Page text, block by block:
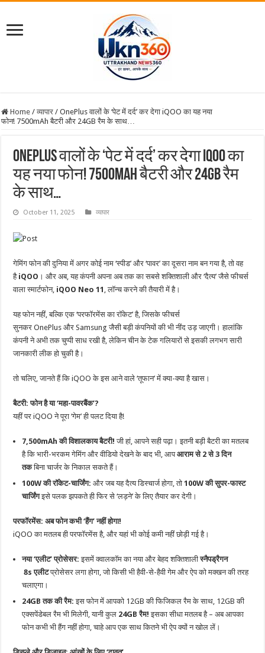
Home / व्यापार / OnePlus वालों के ‘पेट में दर्द’ कर देगा iQOO का यह नया
फोन! 7500mAh बैटरी और 24GB रैम के साथ…
OnePlus वालों के ‘पेट में दर्द’ कर देगा iQOO का
यह नया फोन! 7500mAh बैटरी और 24GB रैम
के साथ…
October 11, 2025 व्यापार
गेमिंग फोन की दुनिया में अगर कोई नाम ‘स्पीड’ और ‘पावर’ का दूसरा नाम बन गया है, तो वह
है iQOO । और अब, यह कंपनी अपना अब तक का सबसे शक्तिशाली और ‘दैत्य’ जैसे फीचर्स
वाला स्मार्टफोन, iQOO Neo 11 , लॉन्च करने की तैयारी में है।
यह फोन नहीं, बल्कि एक ‘परफॉरमेंस का रॉकेट’ है, जिसके फीचर्स
सुनकर OnePlus और Samsung जैसी बड़ी कंपनियों की भी नींद उड़ जाएगी। हालांकि
कंपनी ने अभी तक चुप्पी साध रखी है, लेकिन चीन के टेक गलियारों से इसकी लगभग सारी
जानकारी लीक हो चुकी है।
तो चलिए, जानते हैं कि iQOO के इस आने वाले ‘तूफान’ में क्या-क्या है खास।
बैटरी: फोन है या ‘महा-पावरबैंक’?
यहीं पर iQOO ने पूरा ‘गेम’ ही पलट दिया है!
7,500mAh की विशालकाय बैटरी! जी हां, आपने सही पढ़ा। इतनी बड़ी बैटरी का मतलब
है कि भारी-भरकम गेमिंग और वीडियो देखने के बाद भी, आपआराम से 2 से 3 दिन
तकबिना चार्जर के निकाल सकते हैं।
100W की रॉकेट-चार्जिंग: और जब यह दैत्य डिस्चार्ज होगा, तो100W की सुपर-फास्ट
चार्जिंगइसे पलक झपकते ही फिर से ‘लड़ने’ के लिए तैयार कर देगी।
परफॉरमेंस: अब फोन कभी ‘हैंग’ नहीं होगा!
iQOO का मतलब ही परफॉरमेंस है, और यहां भी कोई कमी नहीं छोड़ी गई है।
नया ‘एलीट’ प्रोसेसर: इसमें क्वालकॉम का नया और बेहद शक्तिशालीस्नैपड्रैगन
8s एलीटप्रोसेसर लगा होगा, जो किसी भी हैवी-से-हैवी गेम और ऐप को मक्खन की तरह
चलाएगा।
24GB तक की रैम: इस फोन में आपको 12GB की फिजिकल रैम के साथ, 12GB की
एक्सपेंडेबल रैम भी मिलेगी, यानी कुल 24GB रैम! इसका सीधा मतलब है – अब आपका
फोन कभी भी हैंग नहीं होगा, चाहे आप एक साथ कितने भी ऐप क्यों न खोल लें।